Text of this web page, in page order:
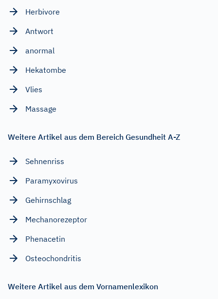
Herbivore
Antwort
anormal
Hekatombe
Vlies
Massage
Weitere Artikel aus dem Bereich Gesundheit A-Z
Sehnenriss
Paramyxovirus
Gehirnschlag
Mechanorezeptor
Phenacetin
Osteochondritis
Weitere Artikel aus dem Vornamenlexikon